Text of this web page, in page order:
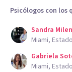
Psicólogos con
Sandra
Miami,
Gabriela
Miami,